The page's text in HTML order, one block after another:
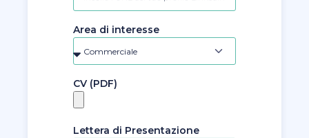
Area di interesse
CV (PDF)
Lettera di Presentazione